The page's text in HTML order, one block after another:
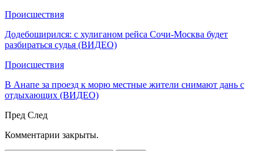
Происшествия
Додебоширился: с хулиганом рейса Сочи-Москва будет
разбираться судья (ВИДЕО)
Происшествия
В Анапе за проезд к морю местные жители снимают дань с
отдыхающих (ВИДЕО)
Пред След
Комментарии закрыты.